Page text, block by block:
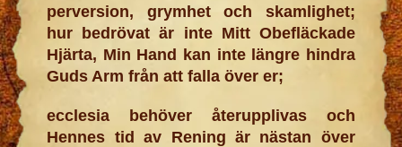
perversion, grymhet och skamlighet;
hur bedrövat är inte Mitt Obefläckade
Hjärta, Min Hand kan inte längre hindra
Guds Arm från att falla över er;
ecclesia behöver återupplivas och
Hennes tid av Rening är nästan över